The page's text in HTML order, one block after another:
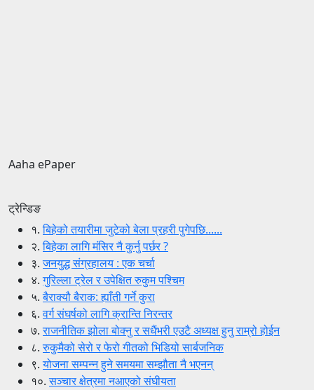
Aaha ePaper
ट्रेन्डिङ
१.बिहेको तयारीमा जुटेको बेला प्रहरी पुगेपछि......
२.बिहेका लागि मंसिर नै कुर्नु पर्छर ?
३.जनयुद्ध संग्रहालय : एक चर्चा
४.गुरिल्ला ट्रेल र उपेक्षित रुकुम पश्चिम
५.बैराक्यौ बैराक: ह्याँती गर्ने कुरा
६.वर्ग संघर्षको लागि क्रान्ति निरन्तर
७.राजनीतिक झोला बोक्नु र सधैंभरी एउटै अध्यक्ष हुनु राम्रो होईन
८.रुकुमैको सेरो र फेरो गीतको भिडियो सार्बजनिक
९.योजना सम्पन्न हुने समयमा सम्झौता नै भएनन्
१०.सञ्चार क्षेत्रमा नआएको संघीयता